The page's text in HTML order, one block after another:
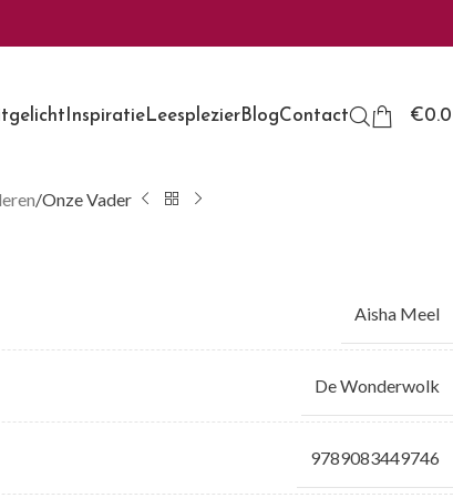
InspiratieLeesplezierBlogContact €
Onze Vader
Aisha Meel
De Wonderwolk
9789083449746